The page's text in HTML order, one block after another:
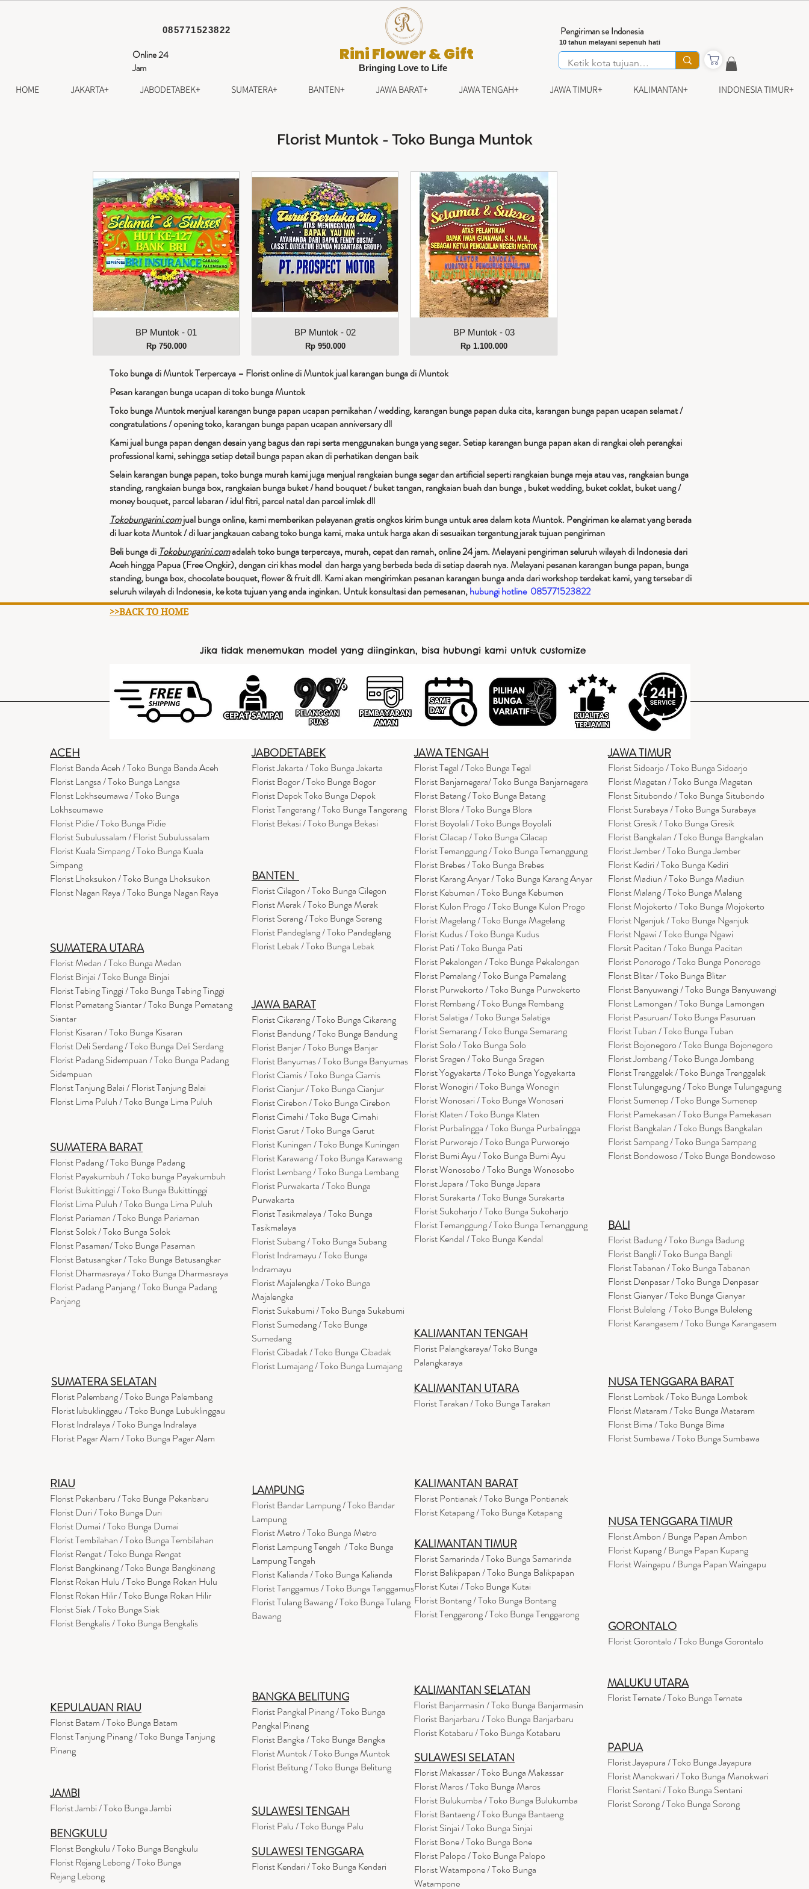
085771523822
Online 24
Jam
Rini Flower & Gift
Bringing Love to Life
10 tahun melayani sepenuh hati
Pengiriman se Indonesia
HOME JAKARTA+ JABODETABEK+ SUMATERA+ BANTEN+ JAWA BARAT+ JAWA TENGAH+ JAWA TIMUR+ KALIMANTAN+ INDONESIA TIMUR+
Florist Muntok - Toko Bunga Muntok
Tampilan Cepat
BP Muntok - 01
Harga
Rp 750.000
Tampilan Cepat
BP Muntok - 02
Harga
Rp 950.000
Tampilan Cepat
BP Muntok - 03
Harga
Rp 1.100.000
Toko bunga di Muntok Terpercaya – Florist online di Muntok jual karangan bunga di Muntok
Pesan karangan bunga ucapan di toko bunga Muntok
Toko bunga Muntok menjual karangan bunga papan ucapan pernikahan / wedding, karangan bunga papan duka cita, karangan bunga papan ucapan selamat /
congratulations / opening toko, karangan bunga papan ucapan anniversary dll
Kami jual bunga papan dengan desain yang bagus dan rapi serta menggunakan bunga yang segar. Setiap karangan bunga papan akan di rangkai oleh perangkai
professional kami, sehingga setiap detail bunga papan akan di perhatikan dengan baik
Selain karangan bunga papan, toko bunga murah kami juga menjual rangkaian bunga segar dan artificial seperti rangkaian bunga meja atau vas, rangkaian bunga
standing, rangkaian bunga box, rangkaian bunga buket / hand bouquet / buket tangan, rangkaian buah dan bunga , buket wedding, buket coklat, buket uang /
money bouquet, parcel lebaran / idul fitri, parcel natal dan parcel imlek dll
Tokobungarini.comjual bunga online, kami memberikan pelayanan gratis ongkos kirim bunga untuk area dalam kota Muntok. Pengiriman ke alamat yang berada
di luar kota Muntok / di luar jangkauan cabang toko bunga kami, maka untuk harga akan di sesuaikan tergantung jarak tujuan pengiriman​
Beli bunga di Tokobungarini.comadalah toko bunga terpercaya, murah, cepat dan ramah, online 24 jam. Melayani pengiriman seluruh wilayah di Indonesia dari
Aceh hingga Papua (Free Ongkir), dengan ciri khas model dan harga yang berbeda beda di setiap daerah nya. Melayani pesanan karangan bunga papan, bunga
standing, bunga box, chocolate bouquet, flower & fruit dll. Kami akan mengirimkan pesanan karangan bunga anda dari workshop terdekat kami, yang tersebar di
seluruh wilayah di Indonesia, ke kota tujuan yang anda inginkan. Untuk konsultasi dan pemesanan,hubungi hotline 085771523822
>>BACK TO HOME
Jika tidak menemukan model yang diinginkan, bisa hubungi kami untuk customize
ACEH
Florist Banda Aceh / Toko Bunga Banda Aceh
Florist Langsa / Toko Bunga Langsa
Florist Lokhseumawe / Toko Bunga
Lokhseumawe
Florist Pidie / Toko Bunga Pidie
Florist Subulussalam / Florist Subulussalam
Florist Kuala Simpang / Toko Bunga Kuala
Simpang
Florist Lhoksukon / Toko Bunga Lhoksukon
Florist Nagan Raya / Toko Bunga Nagan Raya
SUMATERA UTARA
Florist Medan / Toko Bunga Medan
Florist Binjai / Toko Bunga Binjai
Florist Tebing Tinggi / Toko Bunga Tebing Tinggi
Florist Pematang Siantar / Toko Bunga Pematang
Siantar
Florist Kisaran / Toko Bunga Kisaran
Florist Deli Serdang / Toko Bunga Deli Serdang
Florist Padang Sidempuan / Toko Bunga Padang
Sidempuan
Florist Tanjung Balai / Florist Tanjung Balai
Florist Lima Puluh / Toko Bunga Lima Puluh
SUMATERA BARAT
Florist Padang / Toko Bunga Padang
Florist Payakumbuh / Toko bunga Payakumbuh
Florist Bukittinggi / Toko Bunga Bukittinggi
Florist Lima Puluh / Toko Bunga Lima Puluh
Florist Pariaman / Toko Bunga Pariaman
Florist Solok / Toko Bunga Solok
Florist Pasaman/ Toko Bunga Pasaman
Florist Batusangkar / Toko Bunga Batusangkar
Florist Dharmasraya / Toko Bunga Dharmasraya
Florist Padang Panjang / Toko Bunga Padang
Panjang
SUMATERA SELATAN
Florist Palembang / Toko Bunga Palembang
Florist lubuklinggau / Toko Bunga Lubuklinggau
Florist Indralaya / Toko Bunga Indralaya
Florist Pagar Alam / Toko Bunga Pagar Alam
JABODETABEK
Florist Jakarta / Toko Bunga Jakarta
Florist Bogor / Toko Bunga Bogor
Florist Depok Toko Bunga Depok
Florist Tangerang / Toko Bunga Tangerang
Florist Bekasi / Toko Bunga Bekasi
BANTEN
Florist Cilegon / Toko Bunga Cilegon
Florist Merak / Toko Bunga Merak
Florist Serang / Toko Bunga Serang
Florist Pandeglang / Toko Pandeglang
Florist Lebak / Toko Bunga Lebak
JAWA BARAT
Florist Cikarang/ Toko Bunga Cikarang
Florist Bandung / Toko Bunga Bandung
Florist Banjar / Toko Bunga Banjar
Florist Banyumas / Toko Bunga Banyumas
Florist Ciamis / Toko Bunga Ciamis
Florist Cianjur / Toko Bunga Cianjur
Florist Cirebon / Toko Bunga Cirebon
Florist Cimahi / Toko Buga Cimahi
Florist Garut / Toko Bunga Garut
Florist Kuningan / Toko Bunga Kuningan
Florist Karawang / Toko Bunga Karawang
Florist Lembang / Toko Bunga Lembang
Florist Purwakarta / Toko Bunga
Purwakarta
Florist Tasikmalaya / Toko Bunga
Tasikmalaya
Florist Subang / Toko Bunga Subang
Florist Indramayu / Toko Bunga
Indramayu
Florist Majalengka / Toko Bunga
Majalengka
Florist Sukabumi / Toko Bunga Sukabumi
Florist Sumedang / Toko Bunga
Sumedang
Florist Cibadak / Toko Bunga Cibadak
Florist Lumajang / Toko Bunga Lumajang
JAWA TENGAH
Florist Tegal / Toko Bunga Tegal
Florist Banjarnegara/ Toko Bunga Banjarnegara
Florist Batang / Toko Bunga Batang
Florist Blora / Toko Bunga Blora
Florist Boyolali / Toko Bunga Boyolali
Florist Cilacap / Toko Bunga Cilacap
Florist Temanggung / Toko Bunga Temanggung
Florist Brebes / Toko Bunga Brebes
Florist Karang Anyar / Toko Bunga Karang Anyar
Florist Kebumen / Toko Bunga Kebumen
Florist Kulon Progo / Toko Bunga Kulon Progo
Florist Magelang / Toko Bunga Magelang
Florist Kudus / Toko Bunga Kudus
Florist Pati / Toko Bunga Pati
Florist Pekalongan / Toko Bunga Pekalongan
Florist Pemalang / Toko Bunga Pemalang
Florist Purwekorto / Toko Bunga Purwokerto
Florist Rembang / Toko Bunga Rembang
Florist Salatiga / Toko Bunga Salatiga
Florist Semarang / Toko Bunga Semarang
Florist Solo / Toko Bunga Solo
Florist Sragen / Toko Bunga Sragen
Florist Yogyakarta / Toko Bunga Yogyakarta
Florist Wonogiri / Toko Bunga Wonogiri
Florist Wonosari / Toko Bunga Wonosari
Florist Klaten / Toko Bunga Klaten
Florist Purbalingga / Toko Bunga Purbalingga
Florist Purworejo / Toko Bunga Purworejo
Florist Bumi Ayu / Toko Bunga Bumi Ayu
Florist Wonosobo / Toko Bunga Wonosobo
Florist Jepara / Toko Bunga Jepara
Florist Surakarta / Toko Bunga Surakarta
Florist Sukoharjo / Toko Bunga Sukoharjo
Florist Temanggung / Toko Bunga Temanggung
Florist Kendal / Toko Bunga Kendal
KALIMANTAN TENGAH
Florist Palangkaraya/ Toko Bunga
Palangkaraya
KALIMANTAN UTARA
Florist Tarakan / Toko Bunga Tarakan
JAWA TIMUR
Florist Sidoarjo / Toko Bunga Sidoarjo
Florist Magetan / Toko Bunga Magetan
Florist Situbondo / Toko Bunga Situbondo
Florist Surabaya / Toko Bunga Surabaya
Florist Gresik / Toko Bunga Gresik
FloristBangkalan / Toko Bunga Bangkalan
Florist Jember / Toko Bunga Jember
Florist Kediri / Toko Bunga Kediri
Florist Madiun / Toko Bunga Madiun
Florist Malang / Toko Bunga Malang
Florist Mojokerto / Toko Bunga Mojokerto
Florist Nganjuk / Toko Bunga Nganjuk
Florist Ngawi /Toko Bunga Ngawi
Florsit Pacitan / Toko Bunga Pacitan
Florist Ponorogo / Toko Bunga Ponorogo
Florist Blitar / Toko Bunga Blitar
Florist Banyuwangi / Toko Bunga Banyuwangi
Florist Lamongan / Toko Bunga Lamongan
Florist Pasuruan/ Toko Bunga Pasuruan
Florist Tuban / Toko Bunga Tuban
Florist Bojonegoro / Toko Bunga Bojonegoro
Florist Jombang / Toko Bunga Jombang
Florist Trenggalek / Toko Bunga Trenggalek
Florist Tulungagung / Toko Bunga Tulungagung
Florist Sumenep / Toko Bunga Sumenep
Florist Pamekasan / Toko Bunga Pamekasan
Florist Bangkalan / Toko Bungs Bangkalan
Florist Sampang / Toko Bunga Sampang
Florist Bondowoso / Toko Bunga Bondowoso
BALI
Florist Badung / Toko Bunga Badung
Florist Bangli / Toko Bunga Bangli
FloristTabanan/ Toko Bunga Tabanan
Florist Denpasar / Toko Bunga Denpasar
Florist Gianyar / Toko Bunga Gianyar
Florist Buleleng / Toko Bunga Buleleng
Florist Karangasem / Toko Bunga Karangasem
NUSA TENGGARA BARAT
Florist Lombok / Toko Bunga Lombok
FloristMataram/ Toko Bunga Mataram
Florist Bima / Toko Bunga Bima
Florist Sumbawa / Toko Bunga Sumbawa
RIAU
Florist Pekanbaru / Toko Bunga Pekanbaru
Florist Duri / Toko Bunga Duri
Florist Dumai / Toko Bunga Dumai
Florist Tembilahan / Toko Bunga Tembilahan
Florist Rengat / Toko Bunga Rengat
Florist Bangkinang / Toko Bunga Bangkinang
Florist Rokan Hulu / Toko Bunga Rokan Hulu
Florist Rokan Hilir / Toko Bunga Rokan Hilir
Florist Siak / Toko Bunga Siak
Florist Bengkalis / Toko Bunga Bengkalis
LAMPUNG
Florist Bandar Lampung / Toko Bandar
Lampung
Florist Metro / Toko Bunga Metro
Florist Lampung Tengah / Toko Bunga
Lampung Tengah
Florist Kalianda / Toko Bunga Kalianda
Florist Tanggamus / Toko Bunga Tanggamus
Florist Tulang Bawang / Toko Bunga Tulang
Bawang
KALIMANTAN BARAT
Florist Pontianak / Toko Bunga Pontianak
Florist Ketapang / Toko Bunga Ketapang
KALIMANTAN TIMUR
Florist Samarinda / Toko Bunga Samarinda
Florist Balikpapan / Toko Bunga Balikpapan
Florist Kutai / Toko Bunga Kutai
Florist Bontang / Toko Bunga Bontang
Florist Tenggarong / Toko Bunga Tenggarong
NUSA TENGGARA TIMUR
Florist Ambon / Bunga Papan Ambon
Florist Kupang / Bunga Papan Kupang
Florist Waingapu / Bunga Papan Waingapu
GORONTALO
Florist Gorontalo / Toko Bunga Gorontalo
KEPULAUAN RIAU
Florist Batam / Toko Bunga Batam
Florist Tanjung Pinang / Toko Bunga Tanjung
Pinang
JAMBI
Florist Jambi / Toko Bunga Jambi
BENGKULU
Florist Bengkulu / Toko Bunga Bengkulu
Florist Rejang Lebong / Toko Bunga
Rejang Lebong
KALIMANTAN SELATAN
Florist Banjarmasin/ Toko Bunga Banjarmasin
Florist Banjarbaru / Toko Bunga Banjarbaru
Florist Kotabaru / Toko Bunga Kotabaru
BANGKA BELITUNG
Florist Pangkal Pinang / Toko Bunga
Pangkal Pinang
Florist Bangka / Toko Bunga Bangka
Florist Muntok / Toko Bunga Muntok
Florist Belitung / Toko Bunga Belitung
SULAWESI TENGAH
Florist Palu / Toko Bunga Palu
SULAWESI TENGGARA
Florist Kendari / Toko Bunga Kendari
SULAWESI SELATAN
Florist Makassar / Toko Bunga Makassar
Florist Maros / Toko Bunga Maros
Florist Bulukumba / Toko Bunga Bulukumba
Florist Bantaeng / Toko Bunga Bantaeng
Florist Sinjai / Toko Bunga Sinjai
Florist Bone / Toko Bunga Bone
Florist Palopo / Toko Bunga Palopo
Florist Watampone / Toko Bunga
Watampone
MALUKU UTARA
Florist Ternate / Toko Bunga Ternate
PAPUA
Florist Jayapura / Toko Bunga Jayapura
Florist Manokwari / Toko Bunga Manokwari
Florist Sentani / Toko Bunga Sentani
Florist Sorong / Toko Bunga Sorong